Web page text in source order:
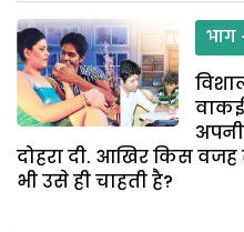
भाग
दोहरा दी. आखिर किस
भी उसे ही चाहती है?